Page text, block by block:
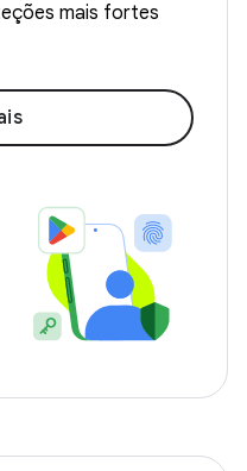
mais fortes